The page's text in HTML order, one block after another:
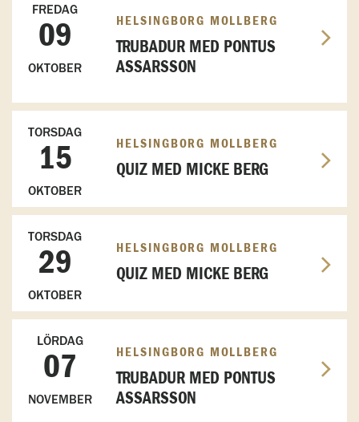
FREDAG
09
OKTOBER
HELSINGBORG MOLLBERG
TRUBADUR MED PONTUS
ASSARSSON
TORSDAG
15
OKTOBER
HELSINGBORG MOLLBERG
QUIZ MED MICKE BERG
TORSDAG
29
OKTOBER
HELSINGBORG MOLLBERG
QUIZ MED MICKE BERG
LÖRDAG
07
NOVEMBER
HELSINGBORG MOLLBERG
TRUBADUR MED PONTUS
ASSARSSON